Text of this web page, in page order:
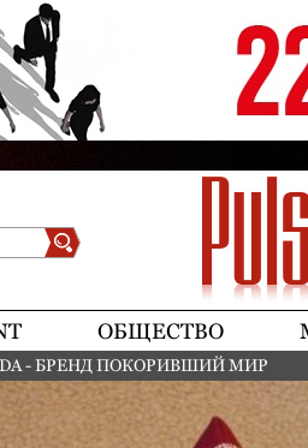
to navigation
ОБЩЕСТВО
- БРЕНД ПОКОРИВШИЙ МИР